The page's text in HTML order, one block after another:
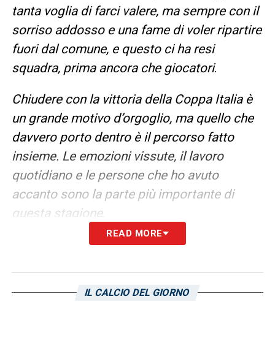
tanta voglia di farci valere, ma sempre con il
sorriso addosso e una fame di voler ripartire
fuori dal comune, e questo ci ha resi
squadra, prima ancora che giocatori.
Chiudere con la vittoria della Coppa Italia è
un grande motivo d’orgoglio, ma quello che
davvero porto dentro è il percorso fatto
insieme. Le emozioni vissute, il lavoro
quotidiano e le persone che ho avuto
accanto sono la parte più importante di
questa stagione.
Per sempre grato di aver fatto parte di un
Ora è tempo di recuperare le energie ma con
READ MORE
IL CALCIO DEL GIORNO